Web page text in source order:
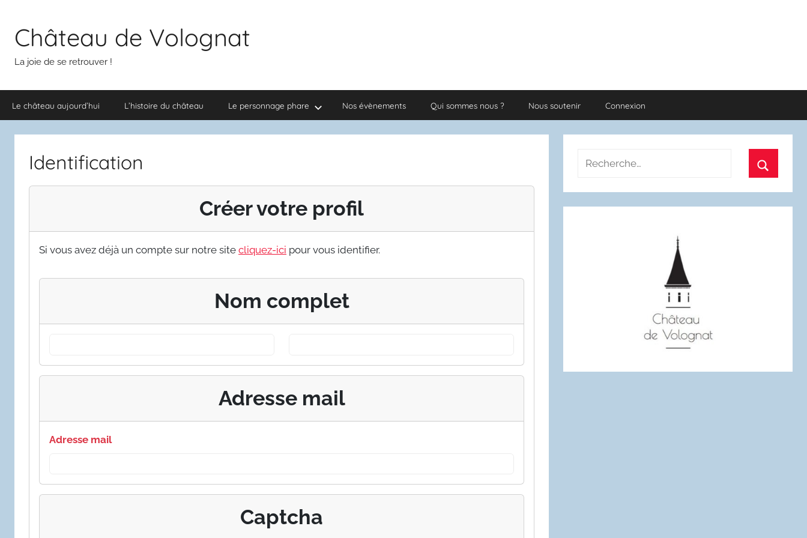
contenuChâteau de Volognat
La joie de se retrouver !
Le château aujourd’hui L’histoire du château Le personnage phare Nos évènements Qui sommes nous ? Nous soutenir Connexion
Identification
Créer votre profil
Si vous avez déjà un compte sur notre site cliquez-ici pour vous identifier.
Nom complet
Adresse mail
Adresse mail
Captcha
Recherche
: